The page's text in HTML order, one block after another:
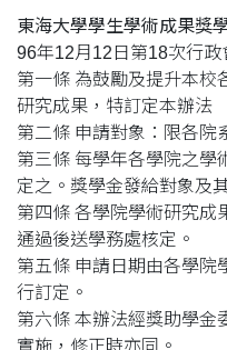
東海大學學生學術成果獎
96年12月12日第18次行政
第一條 為鼓勵及提升本校
研究成果，特訂定本辦法
第二條 申請對象：限各院
第三條 每學年各學院之學
定之。獎學金發給對象及
第四條 各學院學術研究成
通過後送學務處核定。
第五條 申請日期由各學院
行訂定。
第六條 本辦法經獎助學金
實施，修正時亦同。